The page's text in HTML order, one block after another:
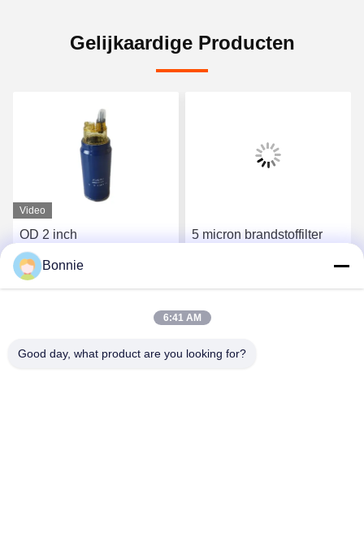
Gelijkaardige Producten
Video
OD 2 inch
voertuigbrandstoffilters
90GPH OEM nummer
612600081335
Vind de beste prijs
5 micron brandstoffilter
nummer
Bonnie
6:41 AM
Good day, what product are you looking for?